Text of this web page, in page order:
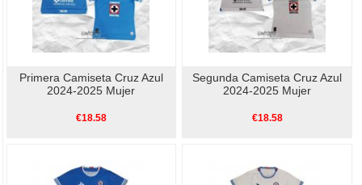
Primera Camiseta Cruz Azul
2024-2025 Mujer
€18.58
Segunda Camiseta Cruz Azul
2024-2025 Mujer
€18.58